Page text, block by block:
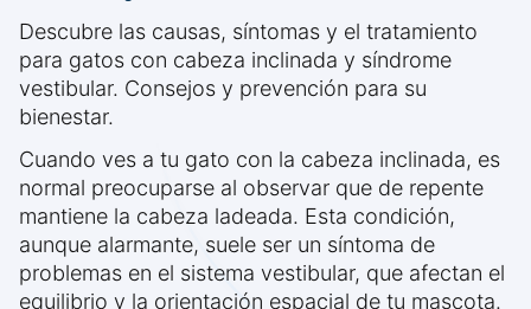
Descubre las causas, síntomas y el tratamiento
para gatos con cabeza inclinada y síndrome
vestibular. Consejos y prevención para su
bienestar.
Cuando ves a tu gato con la cabeza inclinada, es
normal preocuparse al observar que de repente
mantiene la cabeza ladeada. Esta condición,
aunque alarmante, suele ser un síntoma de
problemas en el sistema vestibular, que afectan el
equilibrio y la orientación espacial de tu mascota.